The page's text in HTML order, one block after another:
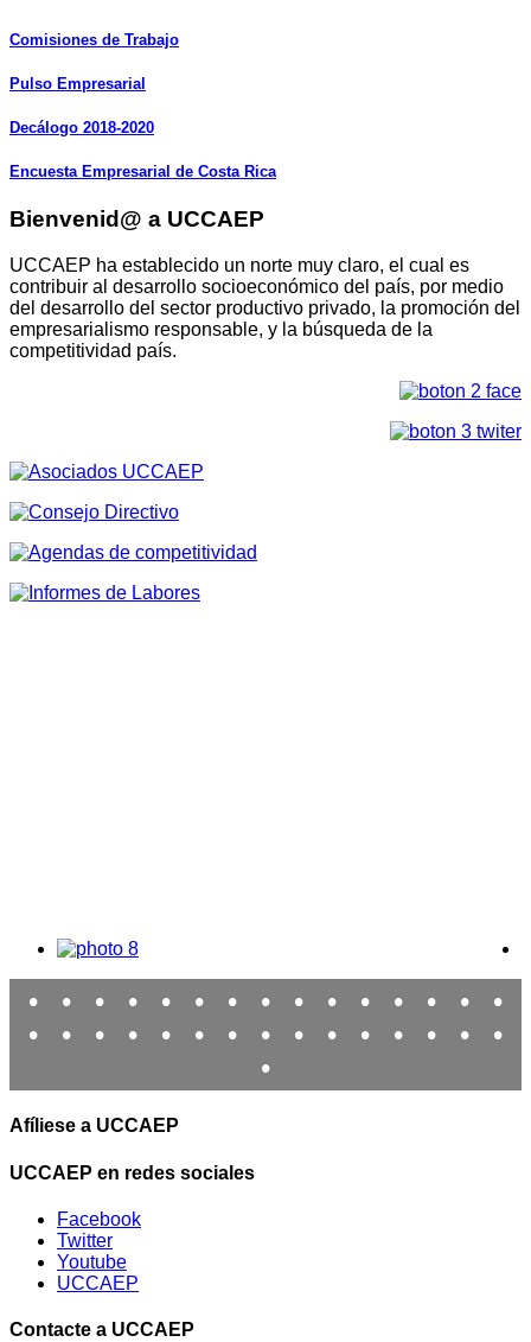
Comisiones de Trabajo
Pulso Empresarial
Decálogo 2018-2020
Encuesta Empresarial de Costa Rica
Bienvenid@ a UCCAEP
UCCAEP ha establecido un norte muy claro, el cual es
contribuir al desarrollo socioeconómico del país, por medio
del desarrollo del sector productivo privado, la promoción del
empresarialismo responsable, y la búsqueda de la
competitividad país.
• • • • • • • • • • • • • •
•
•
• • • • • • • • • • • • •
•
•
Afíliese a UCCAEP
UCCAEP en redes sociales
Facebook
Twitter
Youtube
UCCAEP
Contacte a UCCAEP